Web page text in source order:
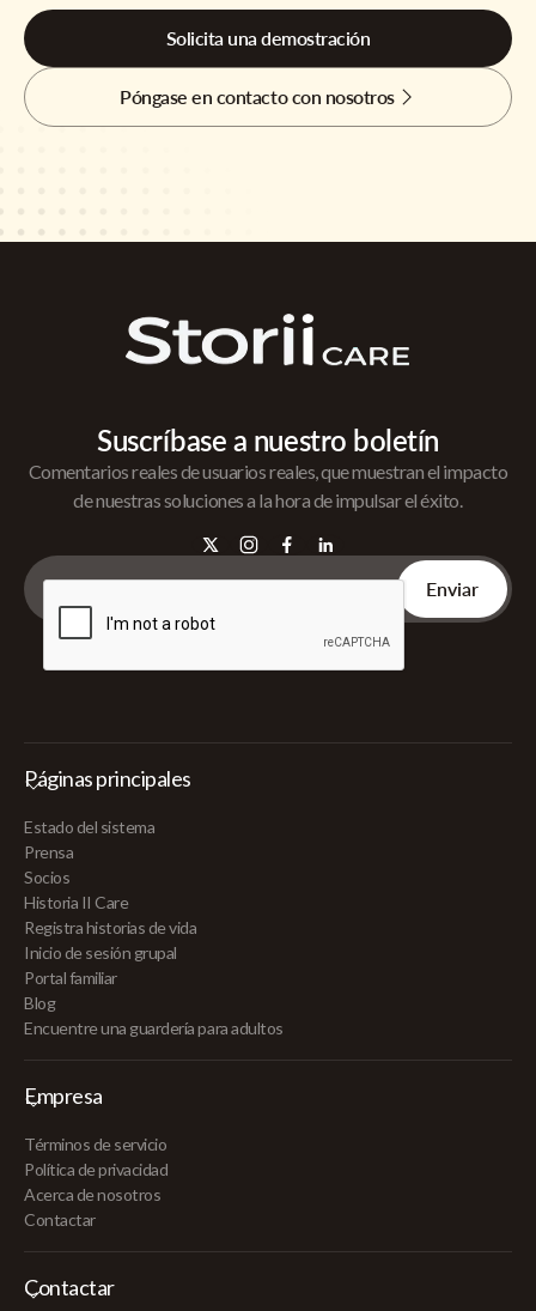
Solicita una demostración
Póngase en contacto con nosotros
Suscríbase a nuestro boletín
Comentarios reales de usuarios reales, que muestran el impacto
de nuestras soluciones a la hora de impulsar el éxito.
Páginas principales
Estado del sistema
Prensa
Socios
Historia II Care
Registra historias de vida
Inicio de sesión grupal
Portal familiar
Blog
Encuentre una guardería para adultos
Empresa
Términos de servicio
Política de privacidad
Acerca de nosotros
Contactar
Contactar